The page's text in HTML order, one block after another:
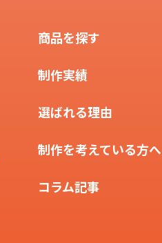
商品を探す
制作実績
選ばれる理由
制作を考えている方へ
コラム記事